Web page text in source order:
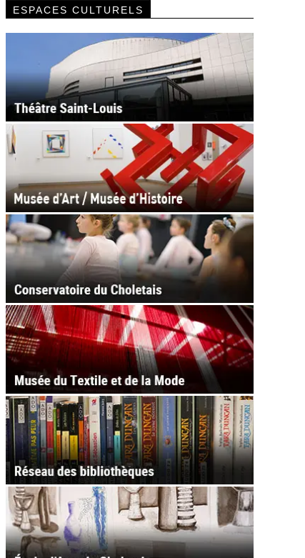
ESPACES CULTURELS